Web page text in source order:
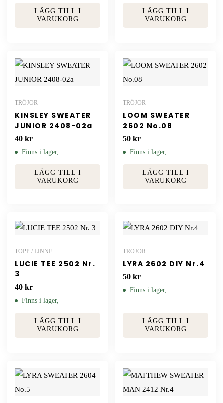
LÄGG TILL I
VARUKORG
LÄGG TILL I
VARUKORG
TRÖJOR
KINSLEY SWEATER
JUNIOR 2408-02a
40 kr
Finns i lager,
LÄGG TILL I
VARUKORG
TRÖJOR
LOOM SWEATER
2602 No.08
50 kr
Finns i lager,
LÄGG TILL I
VARUKORG
TOPP / LINNE
LUCIE TEE 2502 Nr.
3
40 kr
Finns i lager,
LÄGG TILL I
VARUKORG
TRÖJOR
LYRA 2602 DIY Nr.4
50 kr
Finns i lager,
LÄGG TILL I
VARUKORG